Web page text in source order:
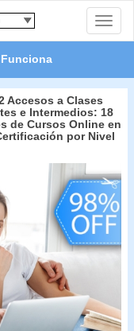
Toggle
Accesos a Clases
e Intermedios: 18
de Cursos Online en
por Nivel